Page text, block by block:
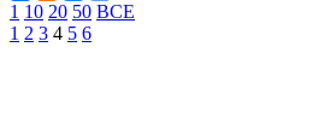
1 10 20 50 ВСЕ
1 2 3 4 5 6